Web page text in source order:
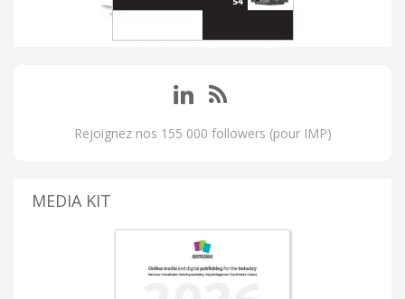
Rejoignez nos 155 000 followers (pour IMP)
MEDIA KIT